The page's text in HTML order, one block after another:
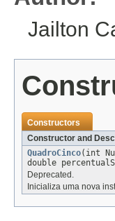
Jailton
Constructors
Constructor and
QuadroCinco(int
double
Deprecated.
Inicializa uma nova